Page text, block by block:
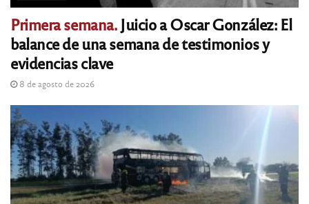
Primera semana.Juicio a Oscar González: El
balance de una semana de testimonios y
evidencias clave
8 de agosto de 2026